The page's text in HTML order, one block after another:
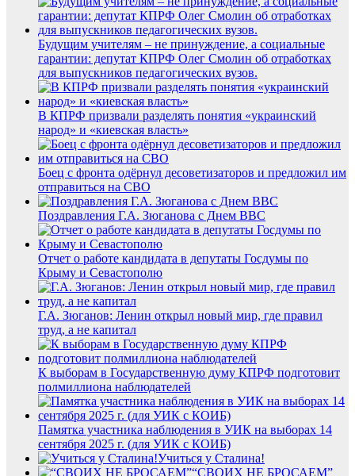
Будущим учителям – не принуждение, а социальные
гарантии: депутат КПРФ Олег Смолин об отработках
для выпускников педагогических вузов.
В КПРФ призвали разделять понятия «украинский
народ» и «киевская власть»
Боец с фронта одёрнул десоветизаторов и предложил им
отправиться на СВО
Поздравления Г.А. Зюганова с Днем ВВС
Отчет о работе кандидата в депутаты Госдумы по
Крыму и Севастополю
Г.А. Зюганов: Ленин открыл новый мир, где правил
труд, а не капитал
К выборам в Государственную думу КПРФ подготовит
полмиллиона наблюдателей
Памятка участника наблюдения в УИК на выборах 14
сентября 2025 г. (для УИК с КОИБ)
Учиться у Сталина!
“СВОИХ НЕ БРОСАЕМ”